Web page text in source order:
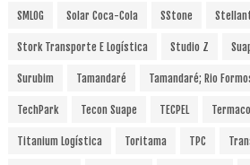
SMLOG Solar Coca-Cola SStone
Stork Transporte E Logística Studio Z
Surubim Tamandaré Tamandaré; Rio
TechPark Tecon Suape TECPEL
Titanium Logística Toritama TPC